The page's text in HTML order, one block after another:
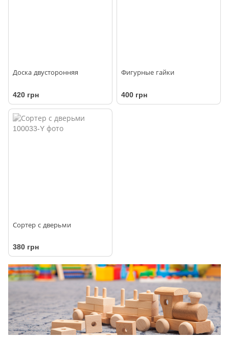
Доска двусторонняя
420 грн
Фигурные гайки
400 грн
Сортер с дверьми
380 грн